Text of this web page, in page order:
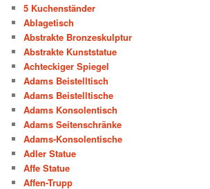
5 Kuchenständer
Ablagetisch
Abstrakte Bronzeskulptur
Abstrakte Kunststatue
Achteckiger Spiegel
Adams Beistelltisch
Adams Beistelltische
Adams Konsolentisch
Adams Seitenschränke
Adams-Konsolentische
Adler Statue
Affe Statue
Affen-Trupp